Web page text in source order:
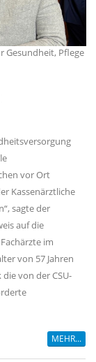
Gesundheit, Pflege
vor Ort
Kassenärztliche
sagte der
auf die
im
von 57 Jahren
von der CSU-
MEHR...